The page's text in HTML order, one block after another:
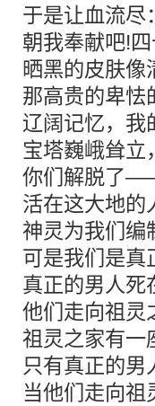
于是让血流尽
朝我奉献吧!
晒黑的皮肤像
那高贵的卑怯
辽阔记忆，我
宝塔巍峨耸立
你们解脱了
活在这大地
神灵为我们
可是我们是真
真正的男人
他们走向祖
祖灵之家有一
只有真正的男
当他们走向祖